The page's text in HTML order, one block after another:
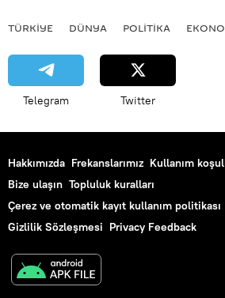
TÜRKIYE DÜNYA POLİTİKA
Telegram Twitter
Hakkımızda Frekanslarımız Kullanım
Bize ulaşın Topluluk kuralları
Çerez ve otomatik kayıt kullanım politikası
Gizlilik Sözleşmesi Privacy Feedback